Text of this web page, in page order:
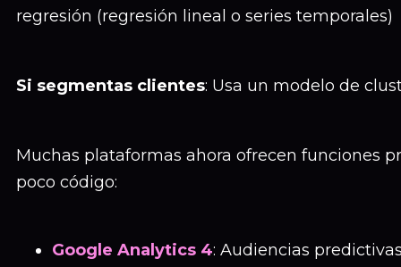
regresión (regresión lineal o series temporales)
Si segmentas clientes: Usa un modelo de
Muchas plataformas ahora ofrecen funciones
poco código:
Google Analytics 4: Audiencias